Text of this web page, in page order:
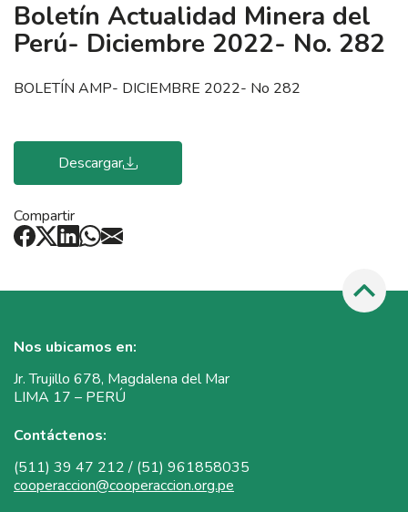
Boletín Actualidad Minera del
Perú- Diciembre 2022- No. 282
BOLETÍN AMP- DICIEMBRE 2022- No 282
Descargar
Compartir
Nos ubicamos en:
Jr. Trujillo 678, Magdalena del Mar
LIMA 17 – PERÚ
Contáctenos:
(511) 39 47 212 / (51) 961858035
cooperaccion@cooperaccion.org.pe